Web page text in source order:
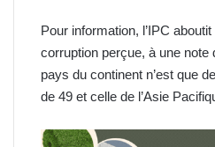
Pour information, l’IPC
corruption perçue, à une note
pays du continent n’est que
de 49 et celle de l’Asie